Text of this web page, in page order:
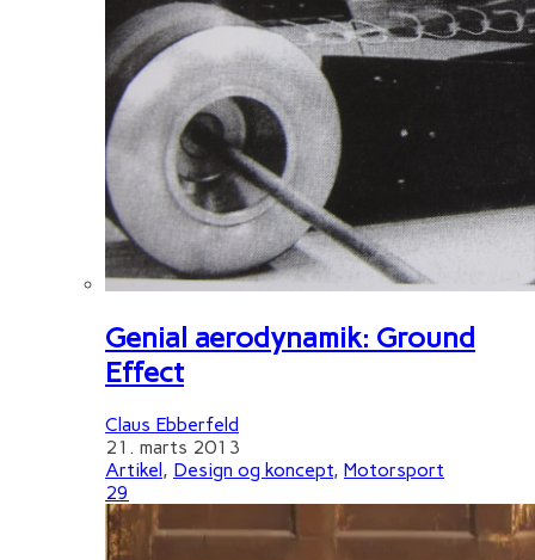
Genial aerodynamik: Ground
Effect
Claus Ebberfeld
21. marts 2013
Artikel, Design og koncept, Motorsport
29